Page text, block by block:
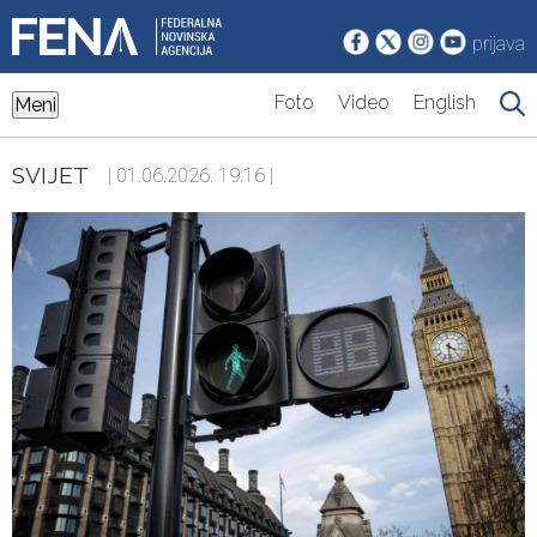
prijava
Meni Foto Video English
SVIJET | 01.06.2026. 19:16 |